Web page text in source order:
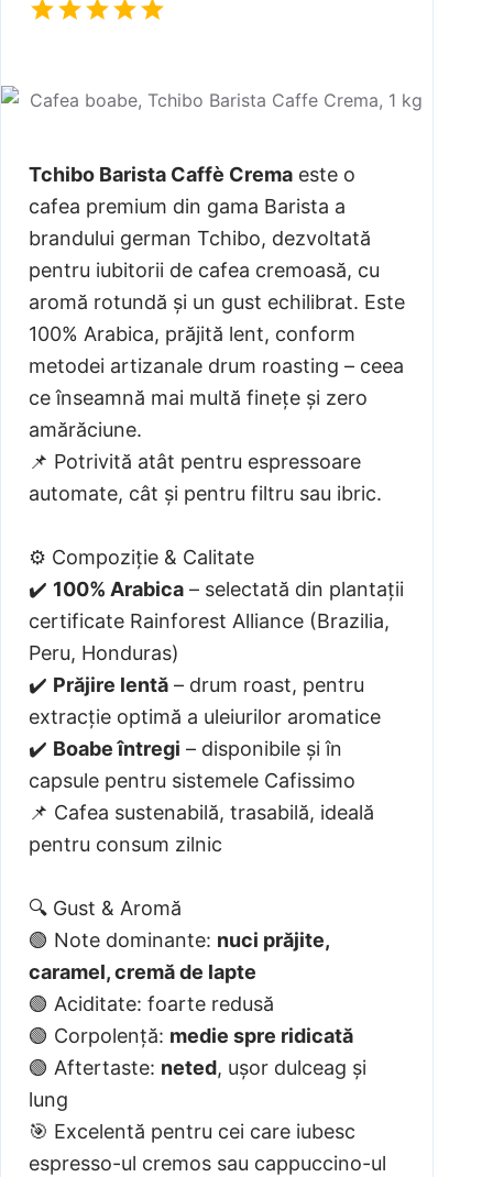
Tchibo Barista Caffè Crema este o
cafea premium din gama Barista a
brandului german Tchibo, dezvoltată
pentru iubitorii de cafea cremoasă, cu
aromă rotundă și un gust echilibrat. Este
100% Arabica, prăjită lent, conform
metodei artizanale drum roasting – ceea
ce înseamnă mai multă finețe și zero
amărăciune.
📌 Potrivită atât pentru espressoare
automate, cât și pentru filtru sau ibric.
⚙️ Compoziție & Calitate
✔️ 100% Arabica – selectată din plantații
certificate Rainforest Alliance (Brazilia,
Peru, Honduras)
✔️ Prăjire lentă – drum roast, pentru
extracție optimă a uleiurilor aromatice
✔️ Boabe întregi – disponibile și în
capsule pentru sistemele Cafissimo
📌 Cafea sustenabilă, trasabilă, ideală
pentru consum zilnic
🔍 Gust & Aromă
🟢 Note dominante: nuci prăjite,
caramel, cremă de lapte
🟢 Aciditate: foarte redusă
🟢 Corpolență: medie spre ridicată
🟢 Aftertaste: neted, ușor dulceag și
lung
🎯 Excelentă pentru cei care iubesc
espresso-ul cremos sau cappuccino-ul